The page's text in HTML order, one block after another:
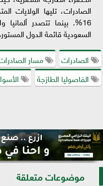
16%. بينما تتصدر ألمانيا
السعودية قائمة الدول
الصادرات
مسار
الفاصوليا الطازجة
موضوعات متعلقة